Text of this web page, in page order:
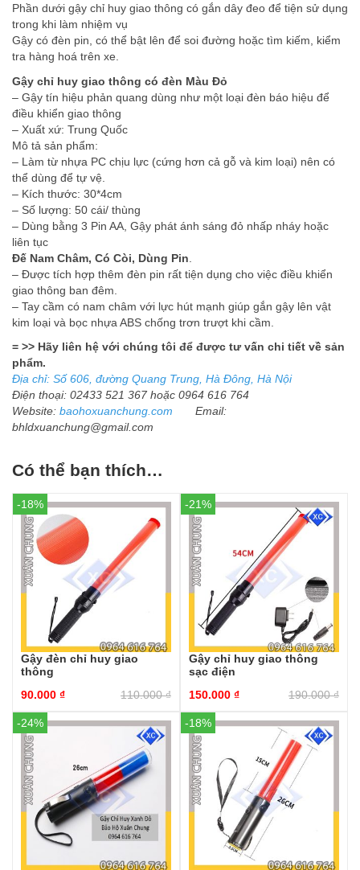
Phần dưới gậy chỉ huy giao thông có gắn dây đeo để tiện sử dụng
trong khi làm nhiệm vụ
Gậy có đèn pin, có thể bật lên để soi đường hoặc tìm kiếm, kiểm
tra hàng hoá trên xe.
Gậy chỉ huy giao thông có đèn Màu Đỏ
– Gậy tín hiệu phản quang dùng như một loại đèn báo hiệu để
điều khiển giao thông
– Xuất xứ: Trung Quốc
Mô tả sản phẩm:
– Làm từ nhựa PC chịu lực (cứng hơn cả gỗ và kim loại) nên có
thể dùng để tự vệ.
– Kích thước: 30*4cm
– Số lượng: 50 cái/ thùng
– Dùng bằng 3 Pin AA, Gậy phát ánh sáng đỏ nhấp nháy hoặc
liên tục
Đế Nam Châm, Có Còi, Dùng Pin
– Được tích hợp thêm đèn pin rất tiện dụng cho việc điều khiển
giao thông ban đêm.
– Tay cầm có nam châm với lực hút mạnh giúp gắn gậy lên vật
kim loại và bọc nhựa ABS chống trơn trượt khi cầm.
= >> Hãy liên hệ với chúng tôi để được tư vấn chi tiết về sản
phẩm.
Ðịa chỉ: Số 606, đường Quang Trung, Hà Ðông, Hà Nội
Ðiện thoại: 02433 521 367 hoặc 0964 616 764
Website: baohoxuanchung.com
Email:
bhldxuanchung@gmail.com
Có thể bạn thích…
-18%
Gậy đèn chỉ huy giao
thông
110.000₫
90.000 ₫
-21%
Gậy chỉ huy giao thông
sạc điện
190.000₫
150.000 ₫
-24% -18%